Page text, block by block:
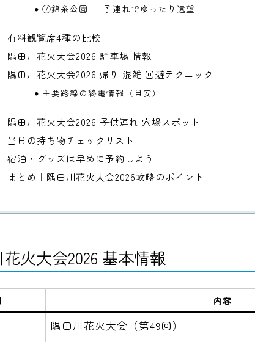
⑦錦糸公園 — 子連れでゆったり遠望
有料観覧席4種の比較
隅田川花火大会2026 駐車場 情報
隅田川花火大会2026 帰り 混雑 回避テクニック
主要路線の終電情報（目安）
隅田川花火大会2026 子供連れ 穴場スポット
当日の持ち物チェックリスト
宿泊・グッズは早めに予約しよう
まとめ｜隅田川花火大会2026攻略のポイント
火大会2026 基本情報
内容
隅田川花火大会（第49回）